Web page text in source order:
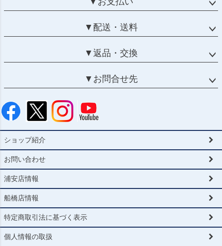
▼配送・送料
▼返品・交換
▼お問合せ先
ショップ紹介
お問い合わせ
浦安店情報
船橋店情報
特定商取引法に基づく表示
個人情報の取扱